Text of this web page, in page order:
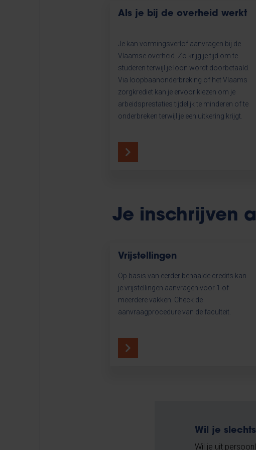
Als je bij de overheid werkt
Je kan vormingsverlof aanvragen bij de
Vlaamse overheid. Zo krijg je tijd om te
studeren terwijl je loon wordt doorbetaald.
Via loopbaanonderbreking of het Vlaams
zorgkrediet kan je ervoor kiezen om je
arbeidsprestaties tijdelijk te minderen of te
onderbreken terwijl je een uitkering krijgt.
Je inschrijven
Vrijstellingen
Op basis van eerder behaalde credits kan
je vrijstellingen aanvragen voor 1 of
meerdere vakken. Check de
aanvraagprocedure van de faculteit.
Wil je
Wil je uit